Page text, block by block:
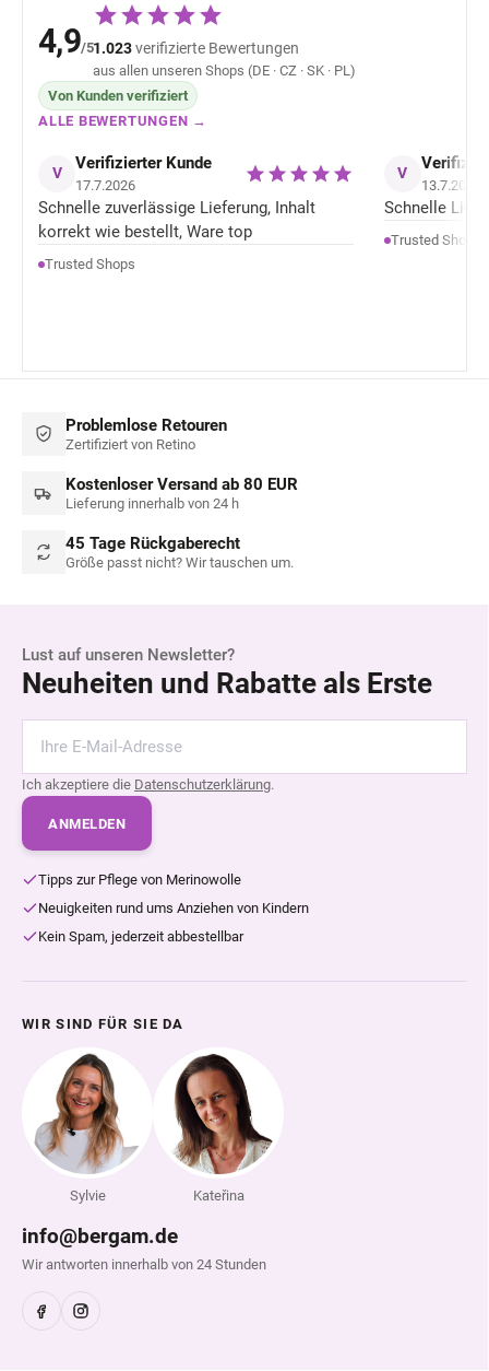
4,9/51.023verifizierte Bewertungen
aus allen unseren Shops (DE · CZ · SK · PL)
Von Kunden verifiziert
ALLE BEWERTUNGEN →
V Verifizierter Kunde
17.7.2026
Schnelle zuverlässige Lieferung, Inhalt
korrekt wie bestellt, Ware top
Trusted Shops
V
13.7.2026
Schnelle
Trusted Shops
Problemlose Retouren
Zertifiziert von Retino
Kostenloser Versand ab 80 EUR
Lieferung innerhalb von 24 h
45 Tage Rückgaberecht
Größe passt nicht? Wir tauschen um.
Lust auf unseren Newsletter?
Neuheiten und Rabatte als Erste
Ich akzeptiere die Datenschutzerklärung.
ANMELDEN
Tipps zur Pflege von Merinowolle
Neuigkeiten rund ums Anziehen von Kindern
Kein Spam, jederzeit abbestellbar
WIR SIND FÜR SIE DA
Sylvie Kateřina
info@bergam.de
Wir antworten innerhalb von 24 Stunden